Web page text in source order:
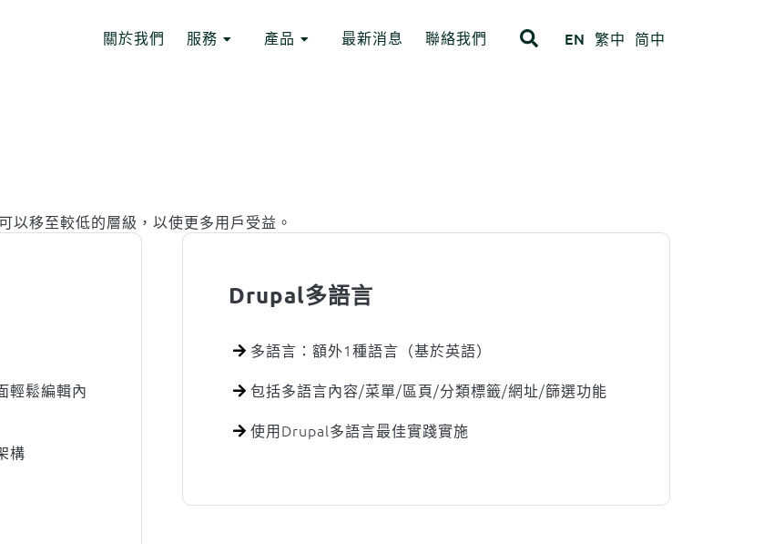
HEADING 2
Header
關於我們 服務 Toggle Dropdown
產品 Toggle Dropdown
最新消息 聯絡我們 EN 繁中 简中
以移至較低的層級，以使更多用戶受益。
輕鬆編輯內
構
Drupal多語言
多語言：額外1種語言（基於英語）
包括多語言內容/菜單/區頁/分類標籤/網址/篩選功能
使用Drupal多語言最佳實踐實施